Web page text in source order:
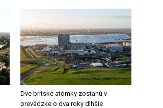
Dve britské atómky zostanú v
prevádzke o dva roky dlhšie